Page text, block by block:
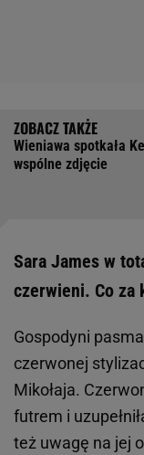
Wieniawa spotkała
wspólne zdjęcie
Sara James w
czerwieni. Co za
Gospodyni
czerwonej
Mikołaja.
futrem i
też uwagę na jej